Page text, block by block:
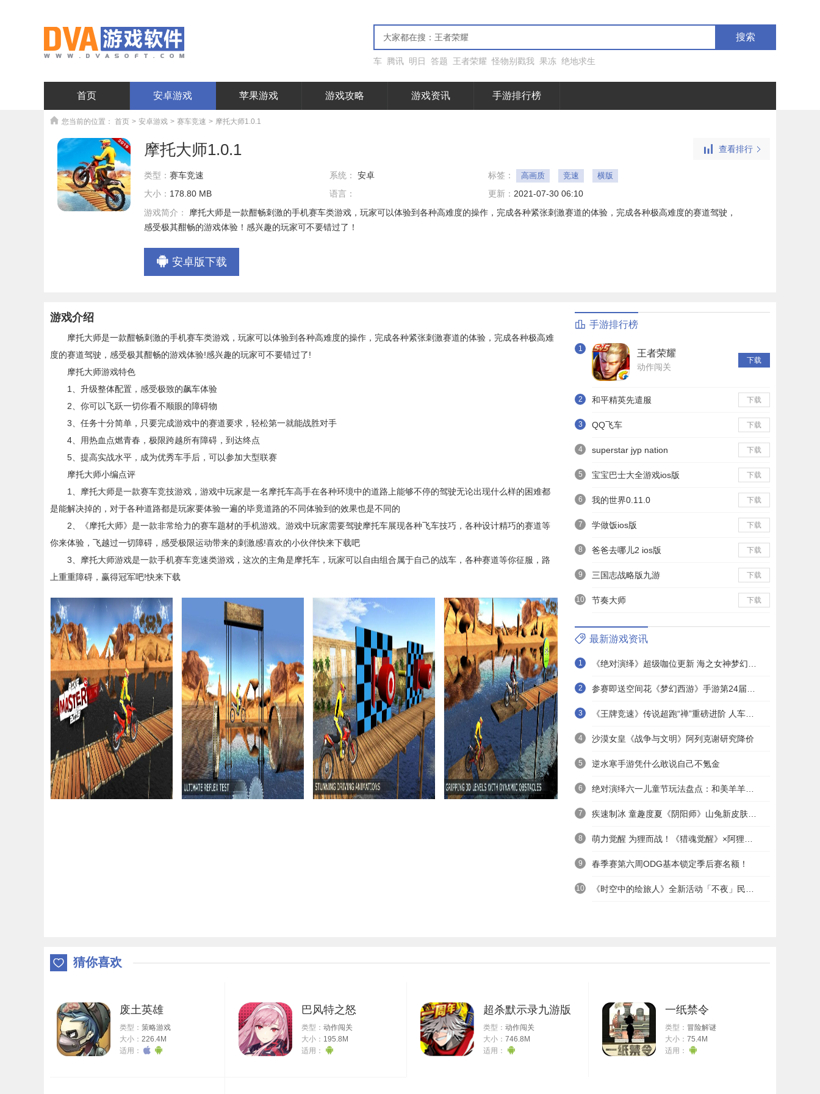
搜索
车 腾讯 明日 答题 王者荣耀 怪物别戳我 果冻 绝地求生
首页 安卓游戏 苹果游戏 游戏攻略 游戏资讯 手游排行榜
您当前的位置： 首页 > 安卓游戏 > 赛车竞速 > 摩托大师1.0.1
摩托大师1.0.1
类型： 赛车竞速 系统： 安卓 标签： 高画质 竞速 横版
大小： 178.80 MB 语言： 更新： 2021-07-30 06:10
游戏简介：
摩托大师是一款酣畅刺激的手机赛车类游戏，玩家可以体验到各种高难度的操作，完成各种紧张刺激赛道的体验，完成各种极高难度的赛道驾驶，
感受极其酣畅的游戏体验！感兴趣的玩家可不要错过了！
安卓版下载
查看排行
游戏介绍
摩托大师是一款酣畅刺激的手机赛车类游戏，玩家可以体验到各种高难度的操作，完成各种紧张刺激赛道的体验，完成各种极高难
度的赛道驾驶，感受极其酣畅的游戏体验!感兴趣的玩家可不要错过了!
摩托大师游戏特色
1、升级整体配置，感受极致的飙车体验
2、你可以飞跃一切你看不顺眼的障碍物
3、任务十分简单，只要完成游戏中的赛道要求，轻松第一就能战胜对手
4、用热血点燃青春，极限跨越所有障碍，到达终点
5、提高实战水平，成为优秀车手后，可以参加大型联赛
摩托大师小编点评
1、摩托大师是一款赛车竞技游戏，游戏中玩家是一名摩托车高手在各种环境中的道路上能够不停的驾驶无论出现什么样的困难都
是能解决掉的，对于各种道路都是玩家要体验一遍的毕竟道路的不同体验到的效果也是不同的
2、《摩托大师》是一款非常给力的赛车题材的手机游戏。游戏中玩家需要驾驶摩托车展现各种飞车技巧，各种设计精巧的赛道等
你来体验，飞越过一切障碍，感受极限运动带来的刺激感!喜欢的小伙伴快来下载吧
3、摩托大师游戏是一款手机赛车竞速类游戏，这次的主角是摩托车，玩家可以自由组合属于自己的战车，各种赛道等你征服，路
上重重障碍，赢得冠军吧!快来下载
手游排行榜
1 王者荣耀
动作闯关
下载
2 和平精英先遣服 下载
3 QQ飞车 下载
4 superstar jyp nation 下载
5 宝宝巴士大全游戏ios版 下载
6 我的世界0.11.0 下载
7 学做饭ios版 下载
8 爸爸去哪儿2 ios版 下载
9 三国志战略版九游 下载
10 节奏大师 下载
最新游戏资讯
1
2
3
4 沙漠女皇《战争与文明》阿列克谢研究降价
5 逆水寒手游凭什么敢说自己不氪金
6
7
8
9 春季赛第六周ODG基本锁定季后赛名额！
10
猜你喜欢
废土英雄
类型： 策略游戏
大小： 226.4M
适用：
巴风特之怒
类型： 动作闯关
大小： 195.8M
适用：
超杀默示录九游版
类型： 动作闯关
大小： 746.8M
适用：
一纸禁令
类型： 冒险解谜
大小： 75.4M
适用：